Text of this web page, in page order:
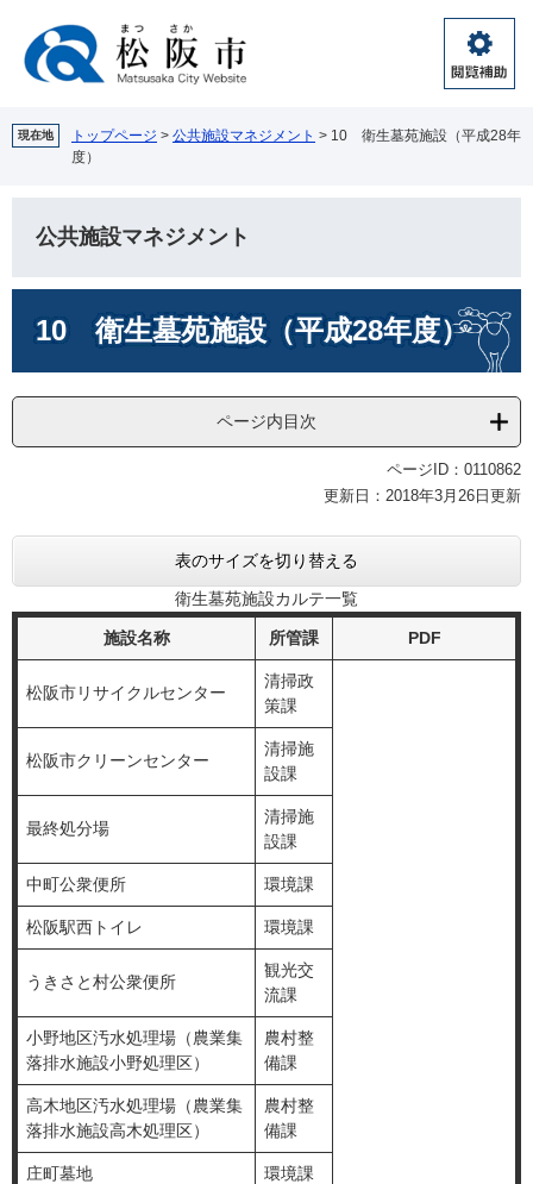
へ
閲
覧
助
現在地 トップページ > 公共施設マネジメント > 10 衛生墓苑施設（平成28年
度）
公共施設マネジメント
10 衛生墓苑施設（平成28年度）
ページ内目次
ページID：0110862
更新日：2018年3月26日更新
表のサイズを切り替える
衛生墓苑施設カルテ一覧
施設名称 所管課 PDF
松阪市リサイクルセンター
清掃政
策課
松阪市クリーンセンター
清掃施
設課
最終処分場
清掃施
設課
中町公衆便所 環境課
松阪駅西トイレ 環境課
うきさと村公衆便所
観光交
流課
小野地区汚水処理場（農業集
落排水施設小野処理区）
農村整
備課
高木地区汚水処理場（農業集
落排水施設高木処理区）
農村整
備課
庄町墓地 環境課